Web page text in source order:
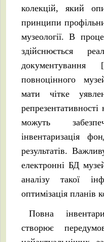
колекцій, який
принципи
музеології. В
здійснюється
повноцінного
мати чітке
можуть
інвентаризація
результатів.
електронні БД
аналізу такої
оптимізація планів
Повна
створює